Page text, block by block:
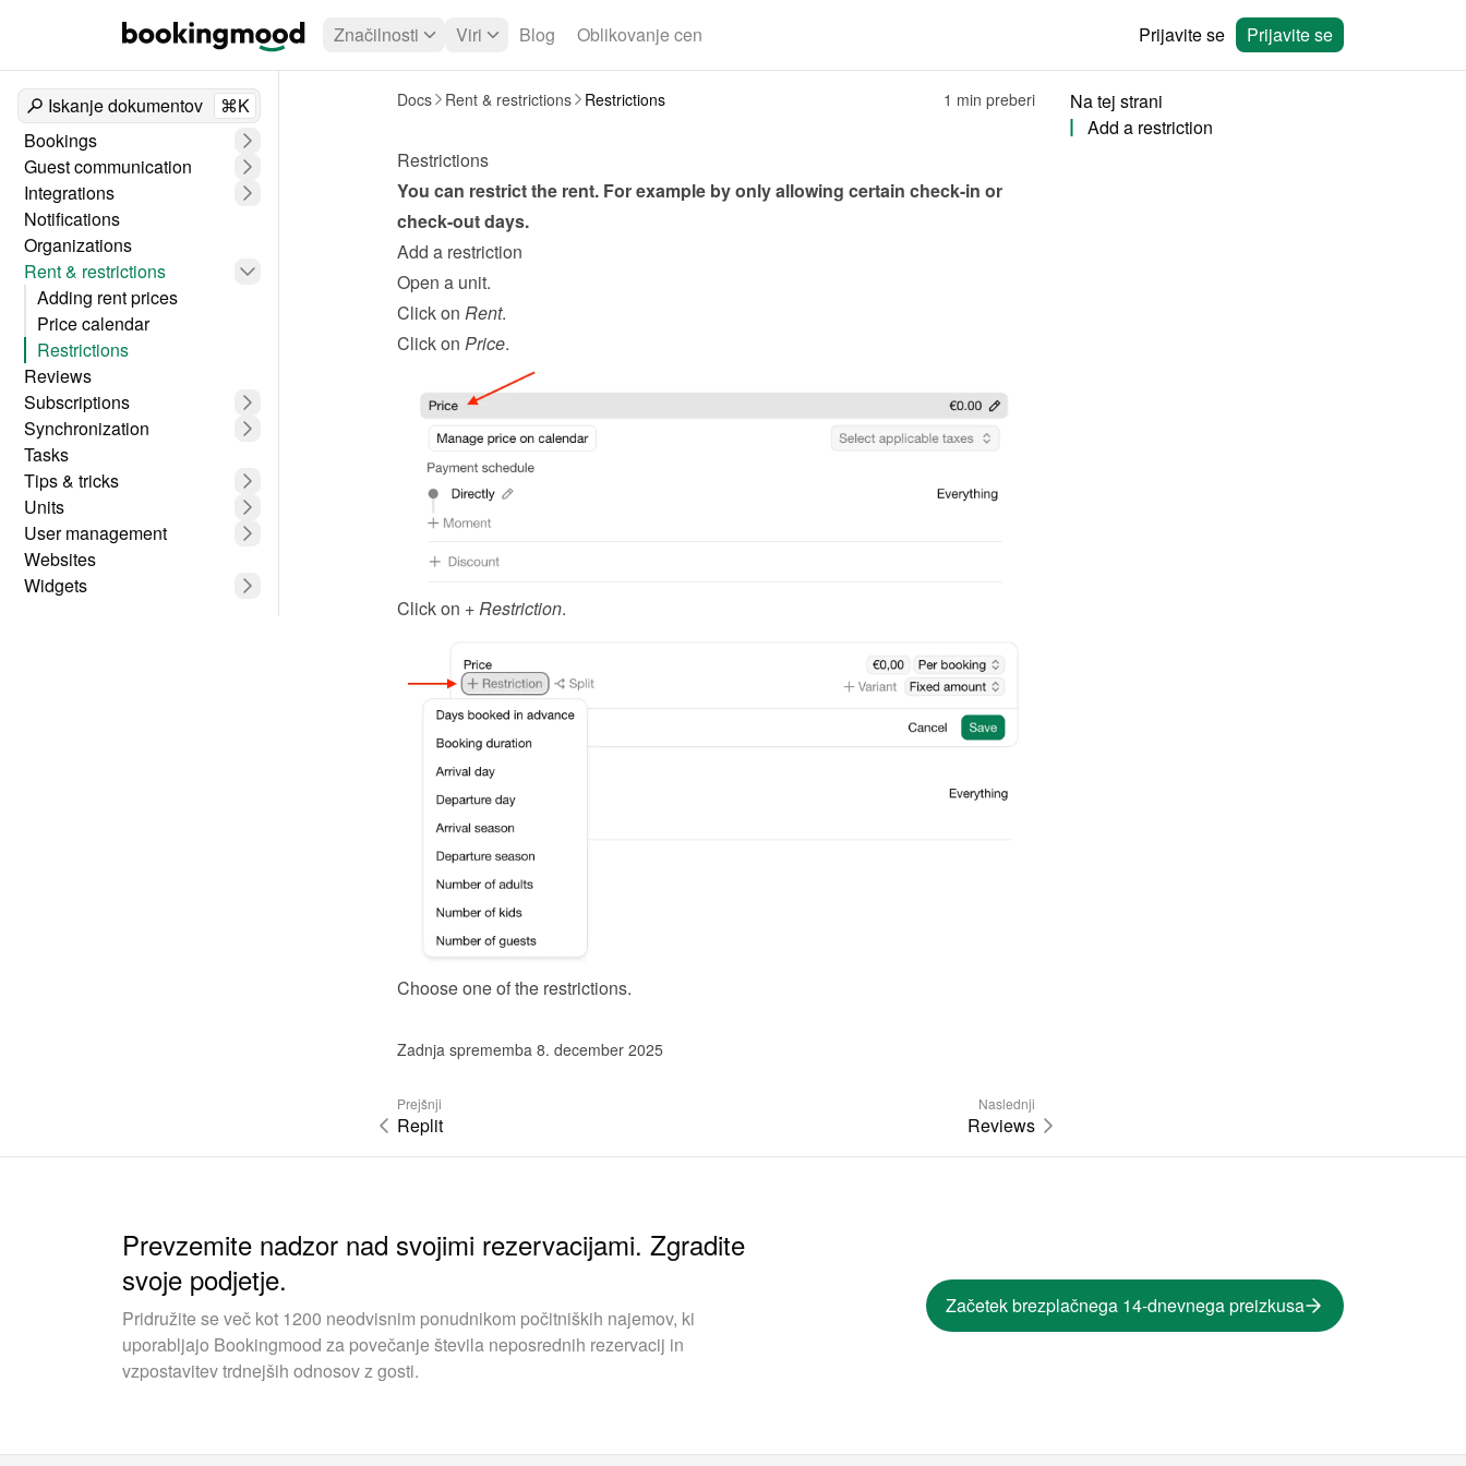
Značilnosti Viri Blog Oblikovanje cen Prijavite se Prijavite se
Iskanje dokumentov
⌘K
Bookings
Guest communication
Integrations
Notifications
Organizations
Rent & restrictions
Adding rent prices
Price calendar
Restrictions
Reviews
Subscriptions
Synchronization
Tasks
Tips & tricks
Units
User management
Websites
Widgets
Docs Rent & restrictions Restrictions 1 min preberi
Restrictions
You can restrict the rent. For example by only allowing certain check-in or
check-out days.
Add a restriction
Open a unit.
Click on Rent.
Click on Price.
Click on + Restriction.
Choose one of the restrictions.
Zadnja sprememba 8. december 2025
Prejšnji
Replit
Naslednji
Reviews
Na tej strani
Add a restriction
Prevzemite nadzor nad svojimi rezervacijami. Zgradite
svoje podjetje.
Pridružite se več kot 1200 neodvisnim ponudnikom počitniških najemov, ki
uporabljajo Bookingmood za povečanje števila neposrednih rezervacij in
vzpostavitev trdnejših odnosov z gosti.
Začetek brezplačnega 14-dnevnega preizkusa